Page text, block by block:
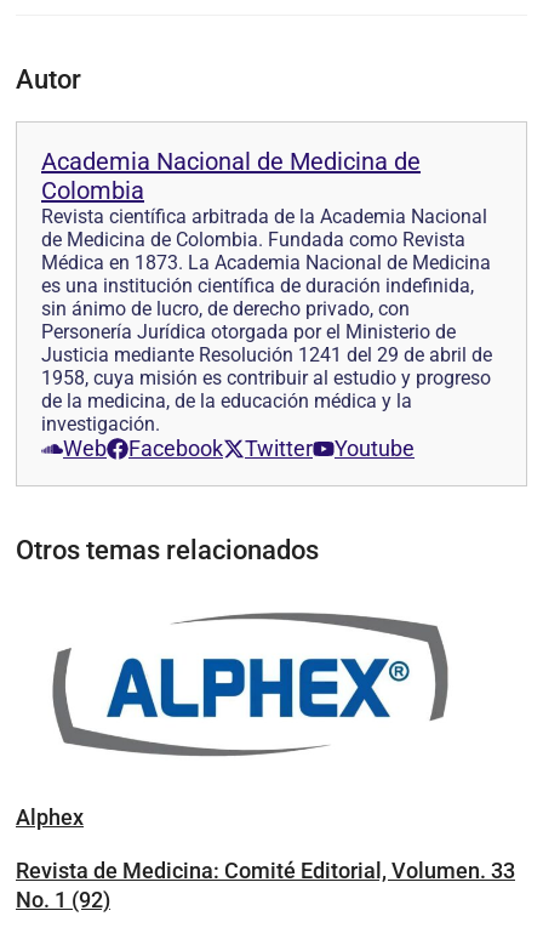
Autor
Academia Nacional de Medicina de
Colombia
Revista científica arbitrada de la Academia Nacional
de Medicina de Colombia. Fundada como Revista
Médica en 1873. La Academia Nacional de Medicina
es una institución científica de duración indefinida,
sin ánimo de lucro, de derecho privado, con
Personería Jurídica otorgada por el Ministerio de
Justicia mediante Resolución 1241 del 29 de abril de
1958, cuya misión es contribuir al estudio y progreso
de la medicina, de la educación médica y la
investigación.
Web Facebook Twitter Youtube
Otros temas relacionados
Alphex
Revista de Medicina: Comité Editorial, Volumen. 33
No. 1 (92)